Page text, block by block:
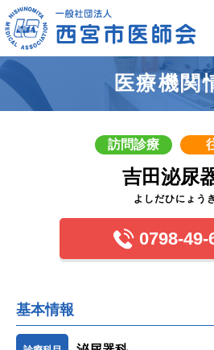
医療機関
訪問診療
吉田泌尿
よしだひにょう
0798-49-
基本情報